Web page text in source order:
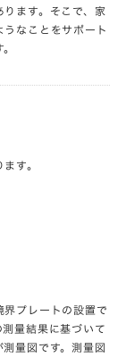
ます。そこで、家
なことをサポート
す。
界プレートの設置で
量結果に基づいて
量図です。測量図